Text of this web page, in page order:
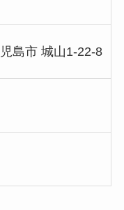
島市 城山1-22-8